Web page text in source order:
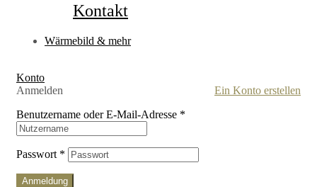
Kontakt
Wärmebild & mehr
Konto
Anmelden
Ein Konto erstellen
Benutzername oder E-Mail-Adresse *
Passwort *
Anmeldung